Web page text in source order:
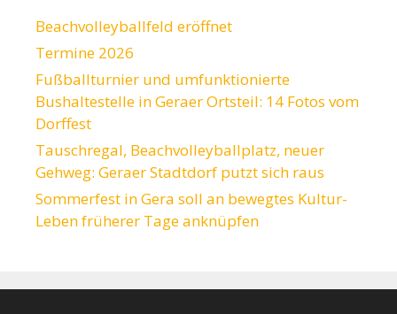
Beachvolleyballfeld eröffnet
Termine 2026
Fußballturnier und umfunktionierte
Bushaltestelle in Geraer Ortsteil: 14 Fotos vom
Dorffest
Tauschregal, Beachvolleyballplatz, neuer
Gehweg: Geraer Stadtdorf putzt sich raus
Sommerfest in Gera soll an bewegtes Kultur-
Leben früherer Tage anknüpfen